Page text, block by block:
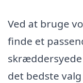
Ved at bruge
finde et
det bedste